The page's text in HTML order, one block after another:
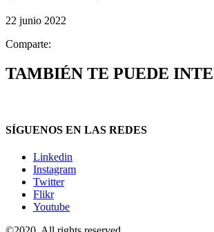
22 junio 2022
Comparte:
TAMBIÉN TE PUEDE
SÍGUENOS EN LAS REDES
Linkedin
Instagram
Twitter
Flikr
Youtube